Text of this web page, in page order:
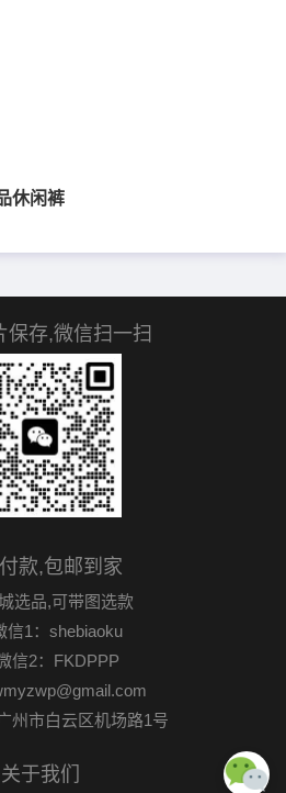
休闲裤
保存,微信扫一扫
款,包邮到家
选品,可带图选款
信1：shebiaoku
信2：FKDPPP
州市白云区机场路1号
关于我们